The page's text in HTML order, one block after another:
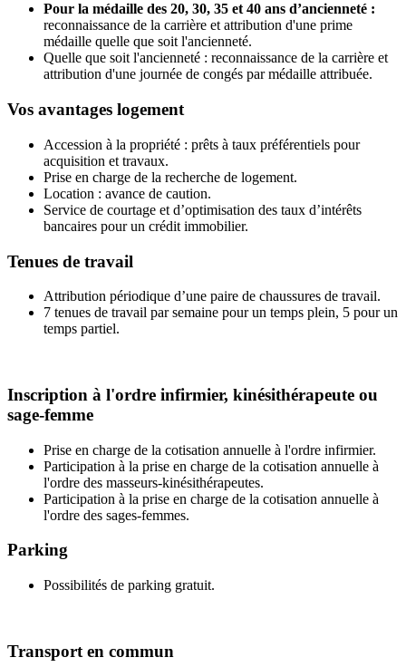
Pour la médaille des 20, 30, 35 et 40 ans d’ancienneté :
reconnaissance de la carrière et attribution d'une prime
médaille quelle que soit l'ancienneté.
Quelle que soit l'ancienneté : reconnaissance de la carrière et
attribution d'une journée de congés par médaille attribuée.
Vos avantages logement
Accession à la propriété : prêts à taux préférentiels pour
acquisition et travaux.
Prise en charge de la recherche de logement.
Location : avance de caution.
Service de courtage et d’optimisation des taux d’intérêts
bancaires pour un crédit immobilier.
Tenues de travail
Attribution périodique d’une paire de chaussures de travail.
7 tenues de travail par semaine pour un temps plein, 5 pour un
temps partiel.
Inscription à l'ordre infirmier, kinésithérapeute ou
sage-femme
Prise en charge de la cotisation annuelle à l'ordre infirmier.
Participation à la prise en charge de la cotisation annuelle à
l'ordre des masseurs-kinésithérapeutes.
Participation à la prise en charge de la cotisation annuelle à
l'ordre des sages-femmes.
Parking
Possibilités de parking gratuit.
Transport en commun